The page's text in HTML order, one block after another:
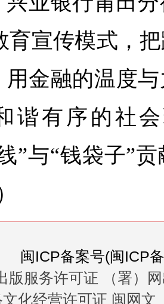
育宣传模式，
用金融的温度
谐有序的社
”与“钱袋子”
闽ICP备案号(闽ICP
版服务许可证 （署）
文化经营许可证 闽网文